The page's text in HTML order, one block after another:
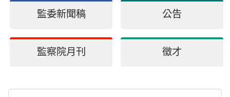
監委新聞稿 公告
監察院月刊 徵才